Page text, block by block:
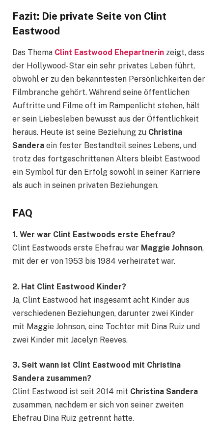
Fazit: Die private Seite von Clint
Eastwood
Das Thema Clint Eastwood Ehepartnerin zeigt, dass
der Hollywood-Star ein sehr privates Leben führt,
obwohl er zu den bekanntesten Persönlichkeiten der
Filmbranche gehört. Während seine öffentlichen
Auftritte und Filme oft im Rampenlicht stehen, hält
er sein Liebesleben bewusst aus der Öffentlichkeit
heraus. Heute ist seine Beziehung zu Christina
Sandera ein fester Bestandteil seines Lebens, und
trotz des fortgeschrittenen Alters bleibt Eastwood
ein Symbol für den Erfolg sowohl in seiner Karriere
als auch in seinen privaten Beziehungen.
FAQ
1. Wer war Clint Eastwoods erste Ehefrau?
Clint Eastwoods erste Ehefrau war Maggie Johnson,
mit der er von 1953 bis 1984 verheiratet war.
2. Hat Clint Eastwood Kinder?
Ja, Clint Eastwood hat insgesamt acht Kinder aus
verschiedenen Beziehungen, darunter zwei Kinder
mit Maggie Johnson, eine Tochter mit Dina Ruiz und
zwei Kinder mit Jacelyn Reeves.
3. Seit wann ist Clint Eastwood mit Christina
Sandera zusammen?
Clint Eastwood ist seit 2014 mit Christina Sandera
zusammen, nachdem er sich von seiner zweiten
Ehefrau Dina Ruiz getrennt hatte.